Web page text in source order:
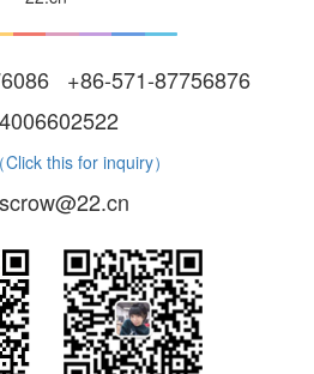
+86-571-87756876
4006602522
this for inquiry）